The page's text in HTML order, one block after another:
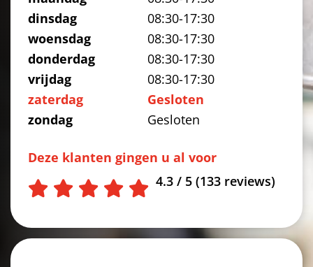
dinsdag
08:30-17:30
woensdag
08:30-17:30
donderdag
08:30-17:30
vrijdag
08:30-17:30
zaterdag
Gesloten
zondag
Gesloten
Deze klanten gingen u al voor
4.3 / 5 (133 reviews)